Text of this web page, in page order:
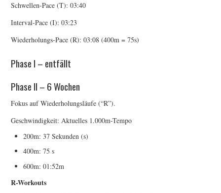
TRAINING
KONTAKT, IMPRESSUM,
DATENSCHUTZ
Schwellen-Pace (T): 03:40
Interval-Pace (I): 03:23
Wiederholungs-Pace (R): 03:08 (400m = 75s)
Phase I – entfällt
Phase II – 6 Wochen
Fokus auf Wiederholungsläufe (“R”).
Geschwindigkeit: Aktuelles 1.000m-Tempo
200m: 37 Sekunden (s)
400m: 75 s
600m: 01:52m
R-Workouts